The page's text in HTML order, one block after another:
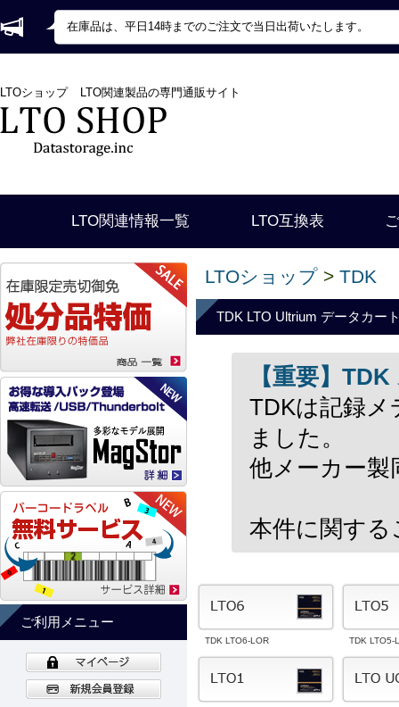
在庫品は、平日14時までのご注文で当日出荷いたします。
LTOショップ LTO関連製品の専門通販サイト
LTO関連情報一覧 LTO互換表
ご利用メニュー
LTOショップ > TDK
TDK LTO Ultrium データカー
【重要】
TDKは記録
ました。
他メーカー製
本件に関する
TDK LTO6-LOR TDK LTO5-